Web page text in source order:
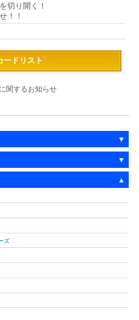
切り開く！
！！
ードリスト
関するお知らせ
ズ